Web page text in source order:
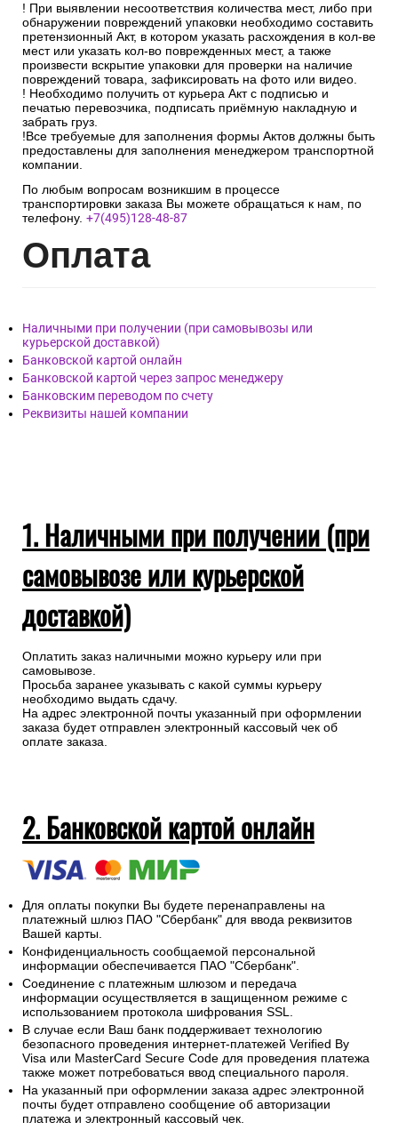
! При выявлении несоответствия количества мест, либо при
обнаружении повреждений упаковки необходимо составить
претензионный Акт, в котором указать расхождения в кол-ве
мест или указать кол-во поврежденных мест, а также
произвести вскрытие упаковки для проверки на наличие
повреждений товара, зафиксировать на фото или видео.
! Необходимо получить от курьера Акт с подписью и
печатью перевозчика, подписать приёмную накладную и
забрать груз.
!Все требуемые для заполнения формы Актов должны быть
предоставлены для заполнения менеджером транспортной
компании.
По любым вопросам возникшим в процессе
транспортировки заказа Вы можете обращаться к нам, по
телефону. +7(495)128-48-87
Оплата
Наличными при получении (при самовывозы или
курьерской доставкой)
Банковской картой онлайн
Банковской картой через запрос менеджеру
Банковским переводом по счету
Реквизиты нашей компании
1. Наличными при получении (при
самовывозе или курьерской
доставкой)
Оплатить заказ наличными можно курьеру или при
самовывозе.
Просьба заранее указывать с какой суммы курьеру
необходимо выдать сдачу.
На адрес электронной почты указанный при оформлении
заказа будет отправлен электронный кассовый чек об
оплате заказа.
2. Банковской картой онлайн
Для оплаты покупки Вы будете перенаправлены на
платежный шлюз ПАО "Сбербанк" для ввода реквизитов
Вашей карты.
Конфиденциальность сообщаемой персональной
информации обеспечивается ПАО "Сбербанк".
Соединение с платежным шлюзом и передача
информации осуществляется в защищенном режиме с
использованием протокола шифрования SSL.
В случае если Ваш банк поддерживает технологию
безопасного проведения интернет-платежей Verified By
Visa или MasterCard Secure Code для проведения платежа
также может потребоваться ввод специального пароля.
На указанный при оформлении заказа адрес электронной
почты будет отправлено сообщение об авторизации
платежа и электронный кассовый чек.